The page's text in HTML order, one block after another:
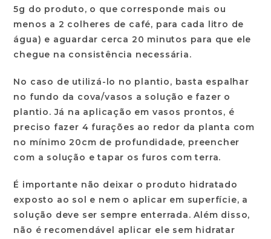
5g do produto, o que corresponde mais ou
menos a 2 colheres de café, para cada litro de
água) e aguardar cerca 20 minutos para que ele
chegue na consistência necessária.
No caso de utilizá-lo no plantio, basta espalhar
no fundo da cova/vasos a solução e fazer o
plantio. Já na aplicação em vasos prontos, é
preciso fazer 4 furações ao redor da planta com
no mínimo 20cm de profundidade, preencher
com a solução e tapar os furos com terra.
É importante não deixar o produto hidratado
exposto ao sol e nem o aplicar em superfície, a
solução deve ser sempre enterrada. Além disso,
não é recomendável aplicar ele sem hidratar